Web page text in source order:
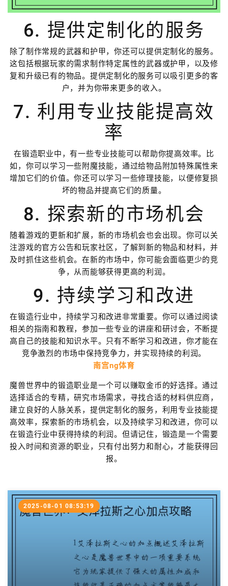
6. 提供定制化的服务
除了制作常规的武器和护甲，你还可以提供定制化的服务。
这包括根据玩家的需求制作特定属性的武器或护甲，以及修
复和升级已有的物品。提供定制化的服务可以吸引更多的客
户，并为你带来更多的收入。
7. 利用专业技能提高效
率
在锻造职业中，有一些专业技能可以帮助你提高效率。比
如，你可以学习一些附魔技能，通过给物品附加特殊属性来
增加它们的价值。你还可以学习一些修理技能，以便修复损
坏的物品并提高它们的质量。
8. 探索新的市场机会
随着游戏的更新和扩展，新的市场机会也会出现。你可以关
注游戏的官方公告和玩家社区，了解到新的物品和材料，并
及时抓住这些机会。在新的市场中，你可能会面临更少的竞
争，从而能够获得更高的利润。
9. 持续学习和改进
在锻造行业中，持续学习和改进非常重要。你可以通过阅读
相关的指南和教程，参加一些专业的讲座和研讨会，不断提
高自己的技能和知识水平。只有不断学习和改进，你才能在
竞争激烈的市场中保持竞争力，并实现持续的利润。
南宫ng体育
魔兽世界中的锻造职业是一个可以赚取金币的好选择。通过
选择适合的专精，研究市场需求，寻找合适的材料供应商，
建立良好的人脉关系，提供定制化的服务，利用专业技能提
高效率，探索新的市场机会，以及持续学习和改进，你可以
在锻造行业中获得持续的利润。但请记住，锻造是一个需要
投入时间和资源的职业，只有付出努力和耐心，才能获得回
报。
2025-08-01 08:53:19